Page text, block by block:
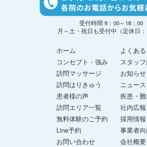
受付時間 9：00～18：00
月～土・祝日も受付中（定休日：
ホーム
コンセプト・強み
訪問マッサージ
訪問はりきゅう
患者様の声
訪問エリア一覧
無料体験のご予約
Line予約
お問い合わせ
よくあ
スタッ
お知らせ
ニュー
疾患・
社内広報
採用情報
事業者
会社概要